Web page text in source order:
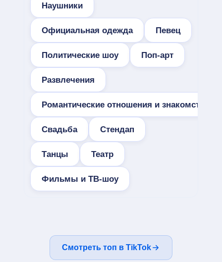
Наушники
Официальная одежда Певец
Политические шоу Поп-арт
Развлечения
Романтические отношения и знакомства
Свадьба Стендап
Танцы Театр
Фильмы и ТВ-шоу
Смотреть топ в TikTok